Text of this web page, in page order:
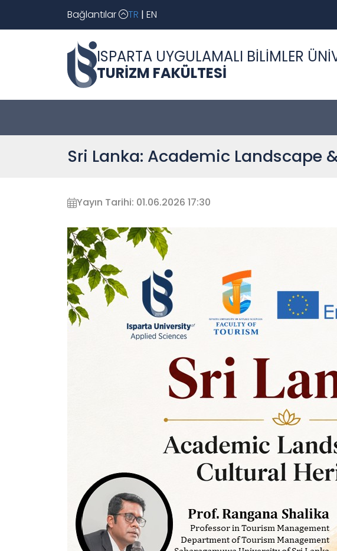
Bağlantılar TR | EN
ISPARTA UYGULAMALI BİLİMLER
TURİZM FAKÜLTESİ
Sri Lanka: Academic Landscape
Yayın Tarihi: 01.06.2026 17:30